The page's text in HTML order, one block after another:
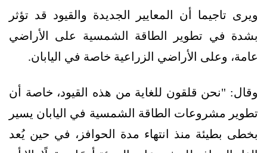
ويرى تاجيما أن المعايير الجديدة والقيود قد تؤثر
بشدة في تطوير الطاقة الشمسية على الأراضي
عامة، وعلى الأراضي الزراعية خاصة في اليابان.
وقال: "نحن قلقون للغاية من هذه القيود، خاصة أن
تطوير مشروعات الطاقة الشمسية في اليابان يسير
بخطى بطيئة منذ انتهاء مدة الحوافز، في حين يُعد